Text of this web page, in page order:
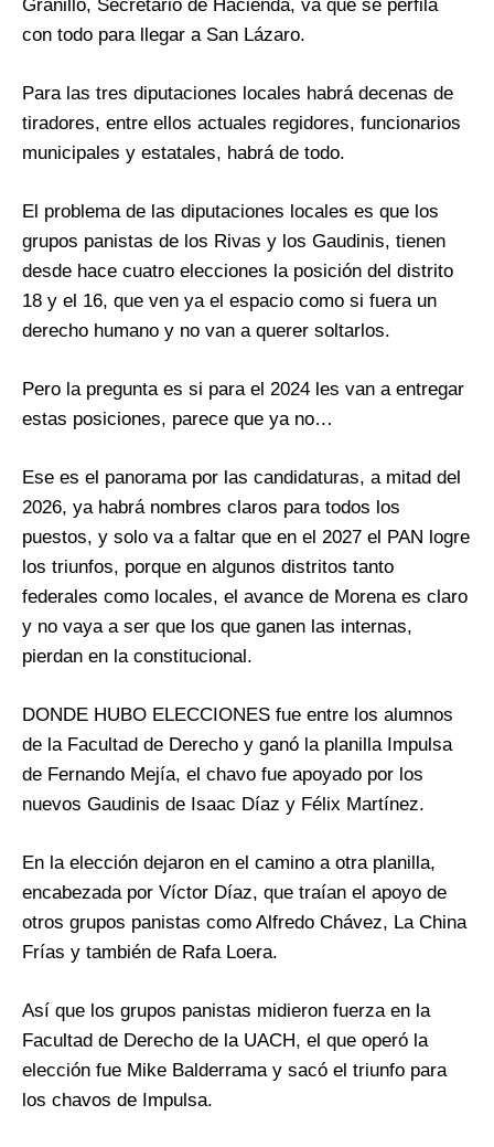
Granillo, Secretario de Hacienda, va que se perfila
con todo para llegar a San Lázaro.
Para las tres diputaciones locales habrá decenas de
tiradores, entre ellos actuales regidores, funcionarios
municipales y estatales, habrá de todo.
El problema de las diputaciones locales es que los
grupos panistas de los Rivas y los Gaudinis, tienen
desde hace cuatro elecciones la posición del distrito
18 y el 16, que ven ya el espacio como si fuera un
derecho humano y no van a querer soltarlos.
Pero la pregunta es si para el 2024 les van a entregar
estas posiciones, parece que ya no…
Ese es el panorama por las candidaturas, a mitad del
2026, ya habrá nombres claros para todos los
puestos, y solo va a faltar que en el 2027 el PAN logre
los triunfos, porque en algunos distritos tanto
federales como locales, el avance de Morena es claro
y no vaya a ser que los que ganen las internas,
pierdan en la constitucional.
DONDE HUBO ELECCIONES fue entre los alumnos
de la Facultad de Derecho y ganó la planilla Impulsa
de Fernando Mejía, el chavo fue apoyado por los
nuevos Gaudinis de Isaac Díaz y Félix Martínez.
En la elección dejaron en el camino a otra planilla,
encabezada por Víctor Díaz, que traían el apoyo de
otros grupos panistas como Alfredo Chávez, La China
Frías y también de Rafa Loera.
Así que los grupos panistas midieron fuerza en la
Facultad de Derecho de la UACH, el que operó la
elección fue Mike Balderrama y sacó el triunfo para
los chavos de Impulsa.